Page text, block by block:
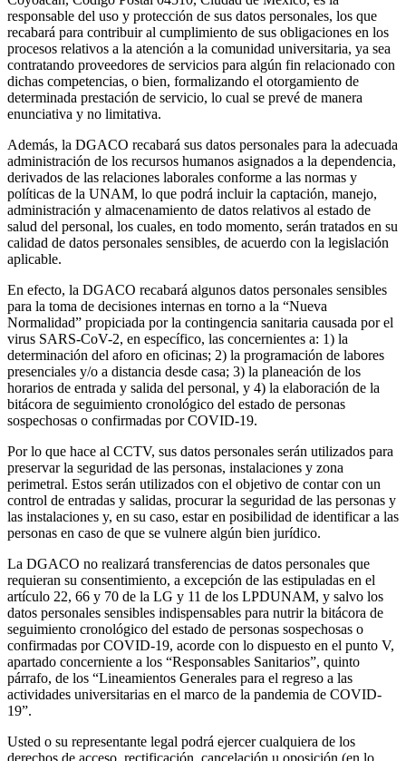
responsable del uso y protección de sus datos personales, los que
recabará para contribuir al cumplimiento de sus obligaciones en los
procesos relativos a la atención a la comunidad universitaria, ya sea
contratando proveedores de servicios para algún fin relacionado con
dichas competencias, o bien, formalizando el otorgamiento de
determinada prestación de servicio, lo cual se prevé de manera
enunciativa y no limitativa.
Además, la DGACO recabará sus datos personales para la adecuada
administración de los recursos humanos asignados a la dependencia,
derivados de las relaciones laborales conforme a las normas y
políticas de la UNAM, lo que podrá incluir la captación, manejo,
administración y almacenamiento de datos relativos al estado de
salud del personal, los cuales, en todo momento, serán tratados en su
calidad de datos personales sensibles, de acuerdo con la legislación
aplicable.
En efecto, la DGACO recabará algunos datos personales sensibles
para la toma de decisiones internas en torno a la “Nueva
Normalidad” propiciada por la contingencia sanitaria causada por el
virus SARS-CoV-2, en específico, las concernientes a: 1) la
determinación del aforo en oficinas; 2) la programación de labores
presenciales y/o a distancia desde casa; 3) la planeación de los
horarios de entrada y salida del personal, y 4) la elaboración de la
bitácora de seguimiento cronológico del estado de personas
sospechosas o confirmadas por COVID-19.
Por lo que hace al CCTV, sus datos personales serán utilizados para
preservar la seguridad de las personas, instalaciones y zona
perimetral. Estos serán utilizados con el objetivo de contar con un
control de entradas y salidas, procurar la seguridad de las personas y
las instalaciones y, en su caso, estar en posibilidad de identificar a las
personas en caso de que se vulnere algún bien jurídico.
La DGACO no realizará transferencias de datos personales que
requieran su consentimiento, a excepción de las estipuladas en el
artículo 22, 66 y 70 de la LG y 11 de los LPDUNAM, y salvo los
datos personales sensibles indispensables para nutrir la bitácora de
seguimiento cronológico del estado de personas sospechosas o
confirmadas por COVID-19, acorde con lo dispuesto en el punto V,
apartado concerniente a los “Responsables Sanitarios”, quinto
párrafo, de los “Lineamientos Generales para el regreso a las
actividades universitarias en el marco de la pandemia de COVID-
19”.
Usted o su representante legal podrá ejercer cualquiera de los